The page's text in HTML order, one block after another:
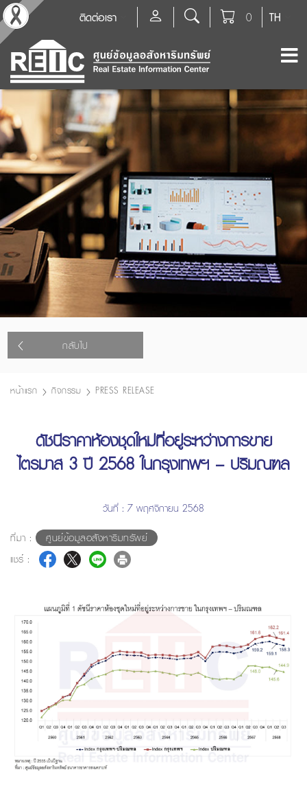
TH
0
ติดต่อเรา
กลับไป
หน้าแรก กิจกรรม PRESS RELEASE
ดัชนีราคาห้องชุดใหม่ที่อยู่ระหว่างการขาย
ไตรมาส 3 ปี 2568 ในกรุงเทพฯ – ปริมณฑล
วันที่ : 7 พฤศจิกายน 2568
ที่มา :
ศูนย์ข้อมูลอสังหาริมทรัพย์
แชร์ :